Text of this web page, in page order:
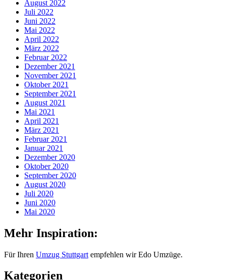
August 2022
Juli 2022
Juni 2022
Mai 2022
April 2022
März 2022
Februar 2022
Dezember 2021
November 2021
Oktober 2021
September 2021
August 2021
Mai 2021
April 2021
März 2021
Februar 2021
Januar 2021
Dezember 2020
Oktober 2020
September 2020
August 2020
Juli 2020
Juni 2020
Mai 2020
Mehr Inspiration:
Für Ihren Umzug Stuttgart empfehlen wir Edo Umzüge.
Kategorien